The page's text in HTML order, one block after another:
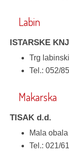
Labin
ISTARSKE
Trg
Tel.: 052/
Makarska
TISAK d.d.
Mala
Tel.: 021/